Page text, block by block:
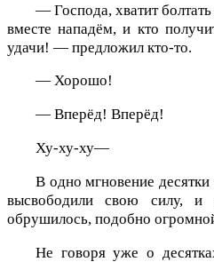
— Господа, хватит
вместе нападём, и кто
удачи! — предложил кто-то.
— Хорошо!
— Вперёд! Вперёд!
Ху-ху-ху—
В одно мгновение десятки
высвободили свою силу, и
обрушилось, подобно
Не говоря уже о